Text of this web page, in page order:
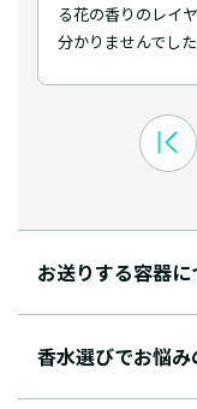
る花の香りのレイ
分かりませんでした
お送りする容器に
香水選びでお悩